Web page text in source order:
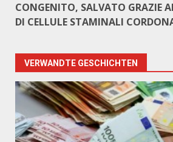
CONGENITO, SALVATO GRAZIE
DI CELLULE STAMINALI
VERWANDTE GESCHICHTEN